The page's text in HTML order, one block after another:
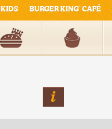
KIDS BURGER KING® CAFÉ